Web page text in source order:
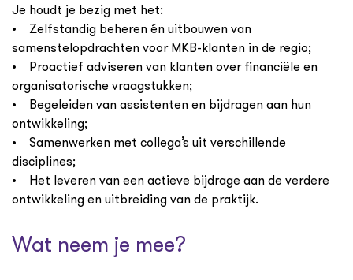
Je houdt je bezig met het:
• Zelfstandig beheren én uitbouwen van
samenstelopdrachten voor MKB-klanten in de regio;
• Proactief adviseren van klanten over financiële en
organisatorische vraagstukken;
• Begeleiden van assistenten en bijdragen aan hun
ontwikkeling;
• Samenwerken met collega’s uit verschillende
disciplines;
• Het leveren van een actieve bijdrage aan de verdere
ontwikkeling en uitbreiding van de praktijk.
Wat neem je mee?